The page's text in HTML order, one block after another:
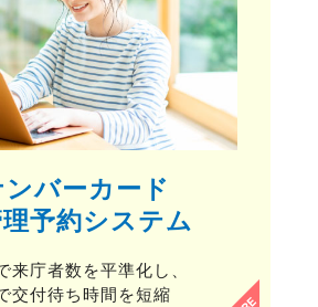
バーカード
予約システム
来庁者数を平準化し、
交付待ち時間を短縮